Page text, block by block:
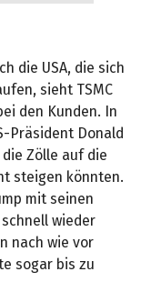
die USA, die sich
sieht TSMC
den Kunden. In
Präsident Donald
Zölle auf die
steigen könnten.
mit seinen
wieder
nach wie vor
sogar bis zu